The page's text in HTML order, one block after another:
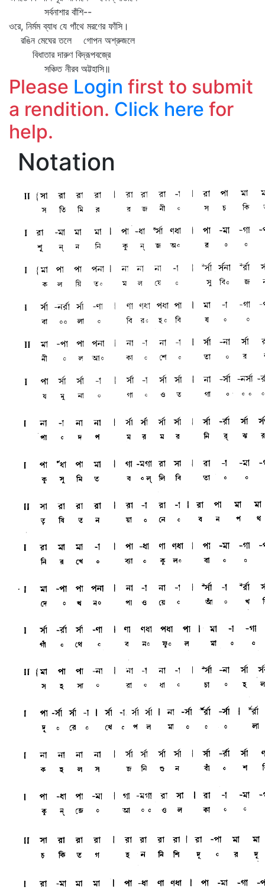
সর্বনাশার বাঁশি--
ওরে, নির্মম ব্যাধ যে গাঁথে মরণের ফাঁসি।
রঙিন মেঘের তলে গোপন অশ্রুজলে
বিধাতার দারুণ বিদ্রূপবজ্রে
সঞ্চিত নীরব অট্টহাসি॥
Please Login first to submit
a rendition. Click here for
help.
Notation